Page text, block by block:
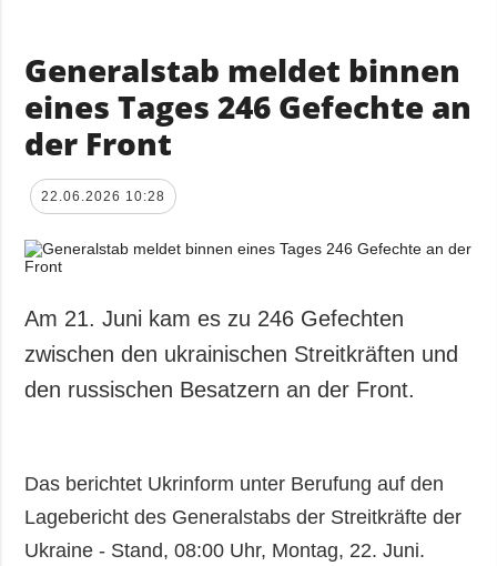
Generalstab meldet binnen
eines Tages 246 Gefechte an
der Front
22.06.2026 10:28
Am 21. Juni kam es zu 246 Gefechten
zwischen den ukrainischen Streitkräften und
den russischen Besatzern an der Front.
Das berichtet Ukrinform unter Berufung auf den
Lagebericht des Generalstabs der Streitkräfte der
Ukraine - Stand, 08:00 Uhr, Montag, 22. Juni.